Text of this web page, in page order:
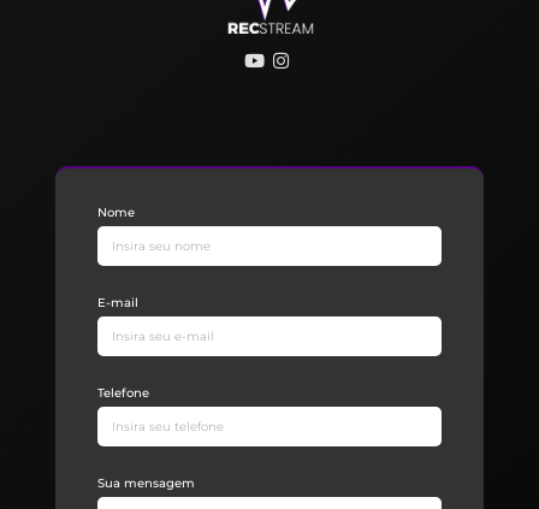
Nome
E-mail
Telefone
Sua mensagem